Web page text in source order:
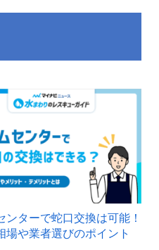
ンターで蛇口交換は可能！
場や業者選びのポイント